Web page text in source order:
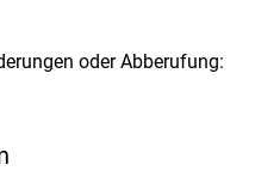
oder Abberufung: